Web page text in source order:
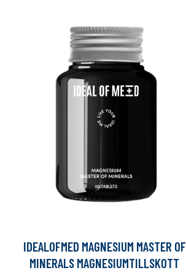
IDEALOFMED MAGNESIUM MASTER OF
MINERALS MAGNESIUMTILLSKOTT